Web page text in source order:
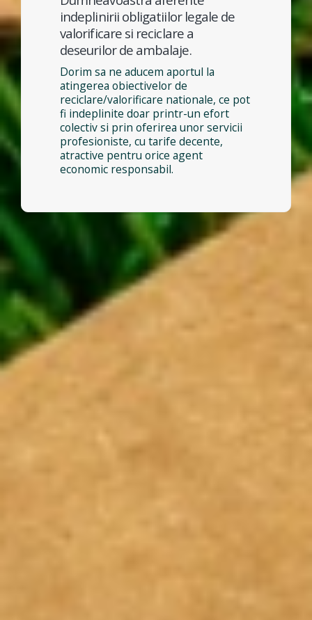
indeplinirii obligatiilor legale de
valorificare si reciclare a
deseurilor de ambalaje.
Dorim sa ne aducem aportul la
atingerea obiectivelor de
reciclare/valorificare nationale, ce pot
fi indeplinite doar printr-un efort
colectiv si prin oferirea unor servicii
profesioniste, cu tarife decente,
atractive pentru orice agent
economic responsabil.